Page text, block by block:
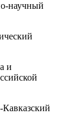
научный
и
Кавказский